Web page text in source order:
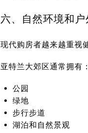
六、自然环境和
现代购房者越来越重视
亚特兰大郊区通常拥有：
公园
绿地
步行步道
湖泊和自然景观